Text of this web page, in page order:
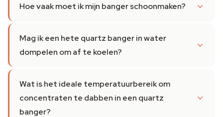
Hoe vaak moet ik mijn banger schoonmaken?
Mag ik een hete quartz banger in water
dompelen om af te koelen?
Wat is het ideale temperatuurbereik om
concentraten te dabben in een quartz
banger?